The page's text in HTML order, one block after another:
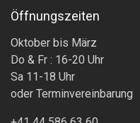
Öffnungszeiten
Oktober bis März
Do & Fr : 16-20 Uhr
Sa 11-18 Uhr
oder Terminvereinbarung